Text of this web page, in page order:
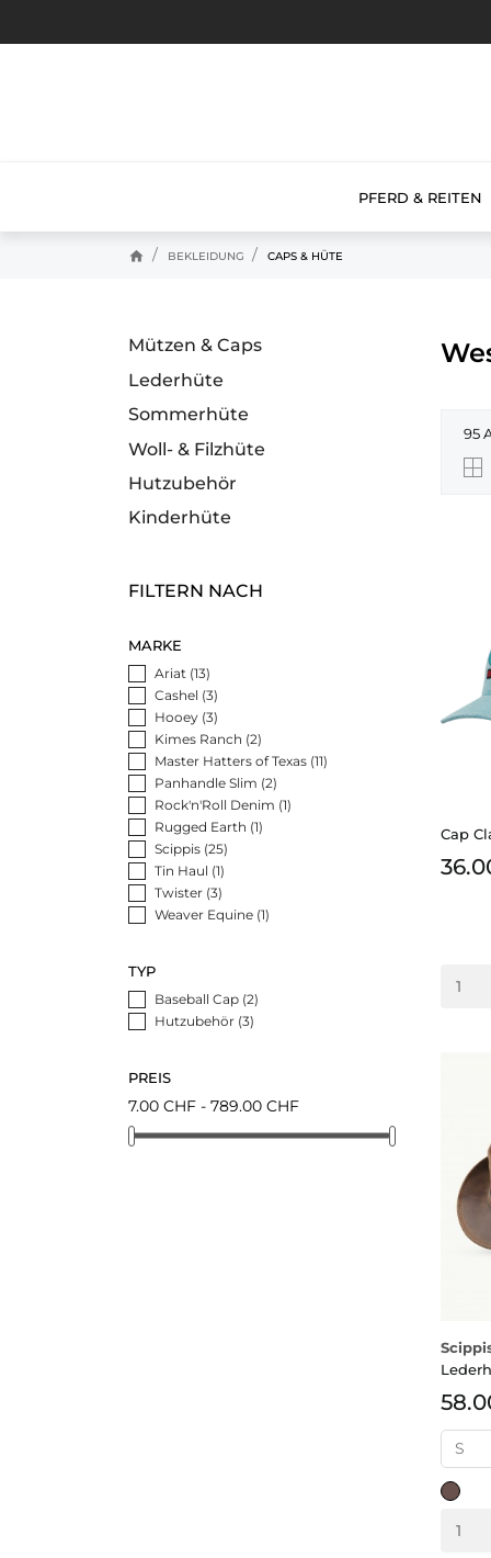
PFERD & REITEN
home BEKLEIDUNG CAPS & HÜTE
Mützen & Caps
Lederhüte
Sommerhüte
Woll- & Filzhüte
Hutzubehör
Kinderhüte
FILTERN NACH
MARKE
Ariat (13)
Cashel (3)
Hooey (3)
Kimes Ranch (2)
Master Hatters of Texas (11)
Panhandle Slim (2)
Rock'n'Roll Denim (1)
Rugged Earth (1)
Scippis (25)
Tin Haul (1)
Twister (3)
Weaver Equine (1)
TYP
Baseball Cap (2)
Hutzubehör (3)
PREIS
7.00 CHF - 789.00 CHF
95
Cap
braun